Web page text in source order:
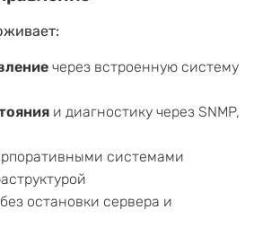
через встроенную систему
и диагностику через SNMP,
системами
без остановки сервера и